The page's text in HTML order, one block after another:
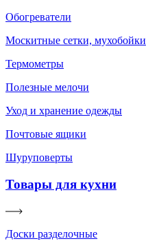
Обогреватели
Москитные сетки, мухобойки
Термометры
Полезные мелочи
Уход и хранение одежды
Почтовые ящики
Шуруповерты
Товары для кухни
Доски разделочные